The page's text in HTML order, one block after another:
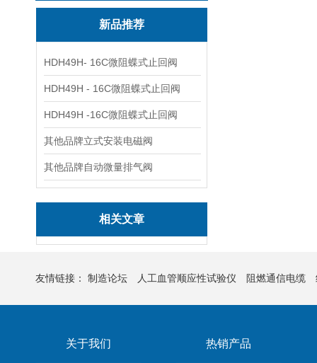
新品推荐
HDH49H- 16C微阻蝶式止回阀
HDH49H - 16C微阻蝶式止回阀
HDH49H -16C微阻蝶式止回阀
其他品牌立式安装电磁阀
其他品牌自动微量排气阀
相关文章
友情链接： 制造论坛 人工血管顺应性试验仪 阻燃通信电缆
关于我们 热销产品